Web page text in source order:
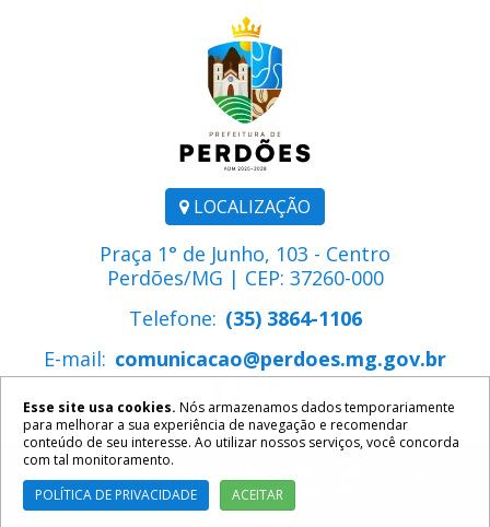
LOCALIZAÇÃO
Praça 1° de Junho, 103 - Centro
Perdões/MG | CEP: 37260-000
Telefone: (35) 3864-1106
E-mail: comunicacao@perdoes.mg.gov.br
reservados.
Política de Privacidade
Esse site usa cookies. Nós armazenamos dados temporariamente
para melhorar a sua experiência de navegação e recomendar
conteúdo de seu interesse. Ao utilizar nossos serviços, você concorda
com tal monitoramento.
POLÍTICA DE PRIVACIDADE
ACEITAR